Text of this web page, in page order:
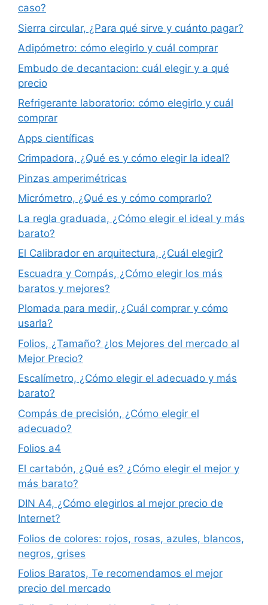
caso?
Sierra circular, ¿Para qué sirve y cuánto pagar?
Adipómetro: cómo elegirlo y cuál comprar
Embudo de decantacion: cuál elegir y a qué
precio
Refrigerante laboratorio: cómo elegirlo y cuál
comprar
Apps científicas
Crimpadora, ¿Qué es y cómo elegir la ideal?
Pinzas amperimétricas
Micrómetro, ¿Qué es y cómo comprarlo?
La regla graduada, ¿Cómo elegir el ideal y más
barato?
El Calibrador en arquitectura, ¿Cuál elegir?
Escuadra y Compás, ¿Cómo elegir los más
baratos y mejores?
Plomada para medir, ¿Cuál comprar y cómo
usarla?
Folios, ¿Tamaño? ¿los Mejores del mercado al
Mejor Precio?
Escalímetro, ¿Cómo elegir el adecuado y más
barato?
Compás de precisión, ¿Cómo elegir el
adecuado?
Folios a4
El cartabón, ¿Qué es? ¿Cómo elegir el mejor y
más barato?
DIN A4, ¿Cómo elegirlos al mejor precio de
Internet?
Folios de colores: rojos, rosas, azules, blancos,
negros, grises
Folios Baratos, Te recomendamos el mejor
precio del mercado